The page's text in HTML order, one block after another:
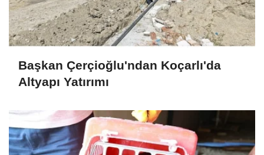
Başkan Çerçioğlu'ndan Koçarlı'da
Altyapı Yatırımı